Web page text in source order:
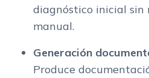
diagnóstico inicial sin
manual.
Generación
Produce